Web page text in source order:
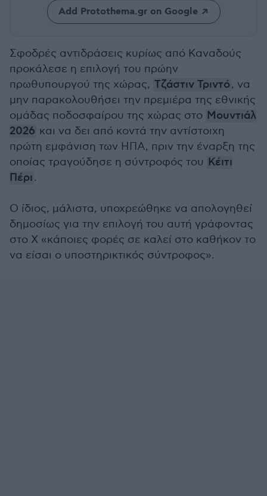
Add Protothema.gr on Google
Σφοδρές αντιδράσεις κυρίως από Καναδούς
προκάλεσε η επιλογή του πρώην
πρωθυπουργού της χώρας, Τζάστιν Τριντό, να
μην παρακολουθήσει την πρεμιέρα της εθνικής
ομάδας ποδοσφαίρου της χώρας στο Μουντιάλ
2026 και να δει από κοντά την αντίστοιχη
πρώτη εμφάνιση των ΗΠΑ, πριν την έναρξη της
οποίας τραγούδησε η σύντροφός του Κέιτι
Πέρι.
Ο ίδιος, μάλιστα, υποχρεώθηκε να απολογηθεί
δημοσίως για την επιλογή του αυτή γράφοντας
στο Χ «κάποιες φορές σε καλεί στο καθήκον το
να είσαι ο υποστηρικτικός σύντροφος».